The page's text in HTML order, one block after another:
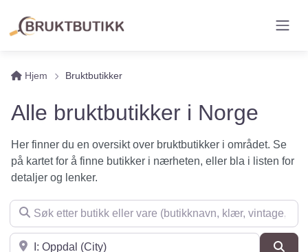
Hjem Bruktbutikker
Alle bruktbutikker i Norge
Her finner du en oversikt over bruktbutikker i området. Se
på kartet for å finne butikker i nærheten, eller bla i listen for
detaljer og lenker.
Søk etter butikk eller vare (butikknavn, klær, vintage, møbler
Søk i nærheten